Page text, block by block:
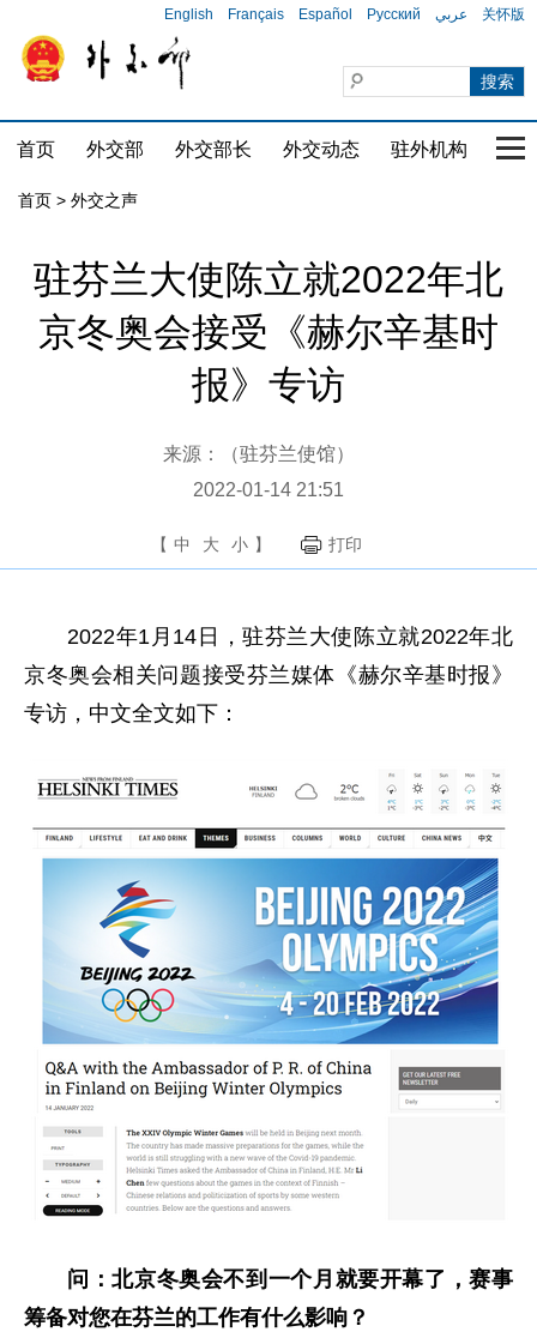
English Français Español Русский عربي 关怀版
首页 外交部 外交部长 外交动态 驻外机构 国
首页 > 外交之声
驻芬兰大使陈立就2022年北
京冬奥会接受《赫尔辛基时
报》专访
来源：（驻芬兰使馆）
2022-01-14 21:51
【 中 大 小 】 打印
2022年1月14日，驻芬兰大使陈立就2022年北
京冬奥会相关问题接受芬兰媒体《赫尔辛基时报》
专访，中文全文如下：
问：北京冬奥会不到一个月就要开幕了，赛事
筹备对您在芬兰的工作有什么影响？